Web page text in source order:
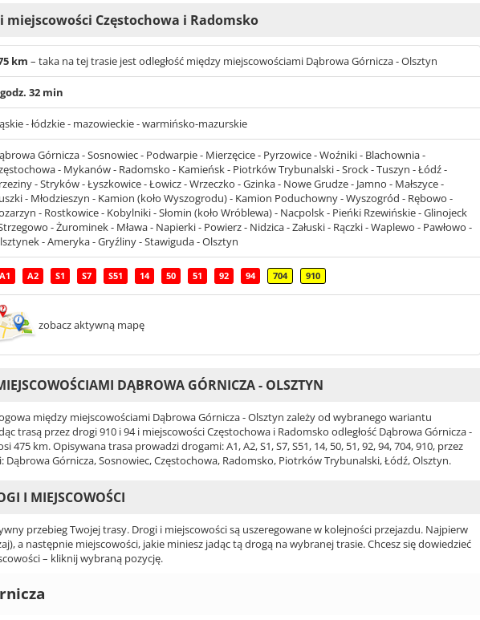
miejscowości Częstochowa i Radomsko
km – taka na tej trasie jest odległość między miejscowościami Dąbrowa Górnicza - Olsztyn
32 min
- łódzkie - mazowieckie - warmińsko-mazurskie
Górnicza - Sosnowiec - Podwarpie - Mierzęcice - Pyrzowice - Woźniki - Blachownia -
- Mykanów - Radomsko - Kamieńsk - Piotrków Trybunalski - Srock - Tuszyn - Łódź -
- Stryków - Łyszkowice - Łowicz - Wrzeczko - Gzinka - Nowe Grudze - Jamno - Małszyce -
- Młodzieszyn - Kamion (koło Wyszogrodu) - Kamion Poduchowny - Wyszogród - Rębowo -
- Rostkowice - Kobylniki - Słomin (koło Wróblewa) - Nacpolsk - Pieńki Rzewińskie - Glinojeck
- Żurominek - Mława - Napierki - Powierz - Nidzica - Załuski - Rączki - Waplewo - Pawłowo -
- Ameryka - Gryźliny - Stawiguda - Olsztyn
A1 A2 S1 S7 S51 14 50 51 92 94 704 910
zobacz aktywną mapę
DĄBROWA GÓRNICZA - OLSZTYN
między miejscowościami Dąbrowa Górnicza - Olsztyn zależy od wybranego wariantu
trasą przez drogi 910 i 94 i miejscowości Częstochowa i Radomsko odległość Dąbrowa Górnicza -
475 km. Opisywana trasa prowadzi drogami: A1, A2, S1, S7, S51, 14, 50, 51, 92, 94, 704, 910, przez
Dąbrowa Górnicza, Sosnowiec, Częstochowa, Radomsko, Piotrków Trybunalski, Łódź, Olsztyn.
I MIEJSCOWOŚCI
przebieg Twojej trasy. Drogi i miejscowości są uszeregowane w kolejności przejazdu. Najpierw
a następnie miejscowości, jakie miniesz jadąc tą drogą na wybranej trasie. Chcesz się dowiedzieć
– kliknij wybraną pozycję.